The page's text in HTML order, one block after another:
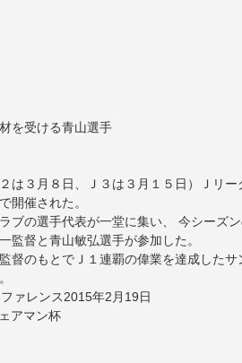
を受ける青山選手
は３月８日、Ｊ３は３月１５日）Ｊリ
開催された。
ブの選手代表が一堂に集い、 今シーズン
監督と青山敏弘選手が参加した。
督のもとでＪ１連覇の偉業を達成したサ
アマン杯